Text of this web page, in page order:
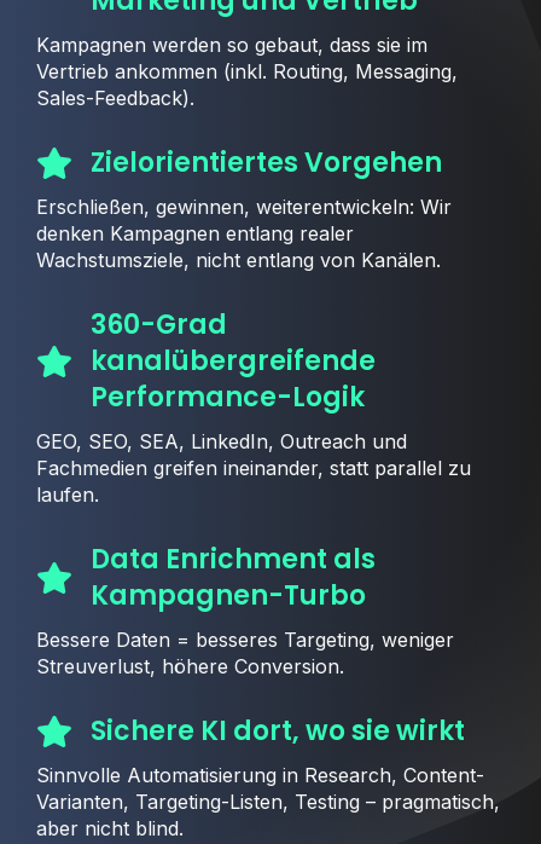
Kampagnen werden so gebaut, dass sie im
Vertrieb ankommen (inkl. Routing, Messaging,
Sales-Feedback).
Zielorientiertes Vorgehen
Erschließen, gewinnen, weiterentwickeln: Wir
denken Kampagnen entlang realer
Wachstumsziele, nicht entlang von Kanälen.
360-Grad
kanalübergreifende
Performance-Logik
GEO, SEO, SEA, LinkedIn, Outreach und
Fachmedien greifen ineinander, statt parallel zu
laufen.
Data Enrichment als
Kampagnen-Turbo
Bessere Daten = besseres Targeting, weniger
Streuverlust, höhere Conversion.
Sichere KI dort, wo sie wirkt
Sinnvolle Automatisierung in Research, Content-
Varianten, Targeting-Listen, Testing – pragmatisch,
aber nicht blind.